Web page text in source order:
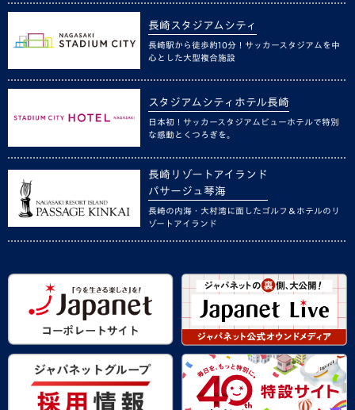
長崎スタジアムシティ
長崎駅から徒歩約10分！サッカースタジアムを中
心とした大型複合施設
スタジアムシティホテル長崎
日本初！サッカースタジアムビューホテルで特別
な感動とくつろぎを。
長崎リゾートアイランド
パサージュ琴海
長崎の内海・大村湾に面したゴルフ＆ホテルのリ
ゾートアイランド